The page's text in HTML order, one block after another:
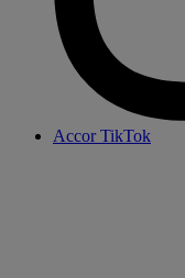
Accor TikTok